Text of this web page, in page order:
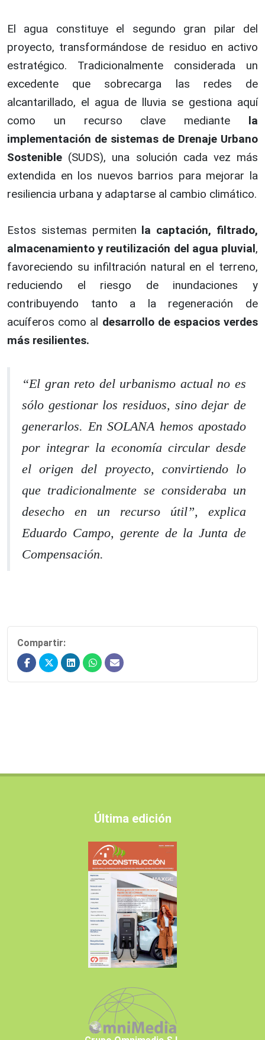
El agua constituye el segundo gran pilar del
proyecto, transformándose de residuo en activo
estratégico. Tradicionalmente considerada un
excedente que sobrecarga las redes de
alcantarillado, el agua de lluvia se gestiona aquí
como un recurso clave mediante la
implementación de sistemas de Drenaje Urbano
Sostenible (SUDS), una solución cada vez más
extendida en los nuevos barrios para mejorar la
resiliencia urbana y adaptarse al cambio climático.
Estos sistemas permiten la captación, filtrado,
almacenamiento y reutilización del agua pluvial,
favoreciendo su infiltración natural en el terreno,
reduciendo el riesgo de inundaciones y
contribuyendo tanto a la regeneración de
acuíferos como al desarrollo de espacios verdes
más resilientes.
“El gran reto del urbanismo actual no es
sólo gestionar los residuos, sino dejar de
generarlos. En SOLANA hemos apostado
por integrar la economía circular desde
el origen del proyecto, convirtiendo lo
que tradicionalmente se consideraba un
desecho en un recurso útil”, explica
Eduardo Campo, gerente de la Junta de
Compensación.
Compartir:
Última edición